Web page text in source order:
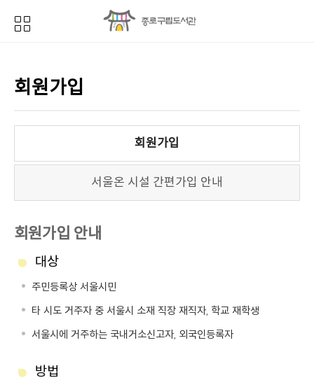
회원가입
회원가입
서울온 시설 간편가입 안내
회원가입 안내
대상
주민등록상 서울시민
타 시도 거주자 중 서울시 소재 직장 재직자, 학교 재학생
서울시에 거주하는 국내거소신고자, 외국인등록자
방법